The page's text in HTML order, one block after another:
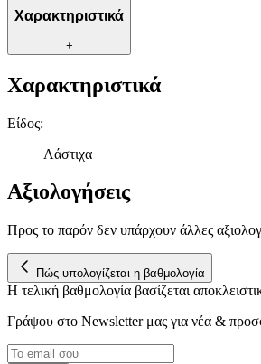
Χαρακτηριστικά
+
Χαρακτηριστικά
Είδος:
Λάστιχα
Αξιολογήσεις
Προς το παρόν δεν υπάρχουν άλλες
Πώς υπολογίζεται η βαθμολογία
Η τελική βαθμολογία βασίζεται
Γράψου στο Νewsletter μας για νέα &